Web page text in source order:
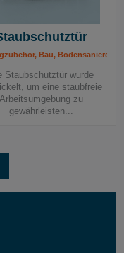
& Steinmetze,
Bau, Bodensanierer
Staubschutztür wurde
um eine staubfreie
Arbeitsumgebung zu
gewährleisten...